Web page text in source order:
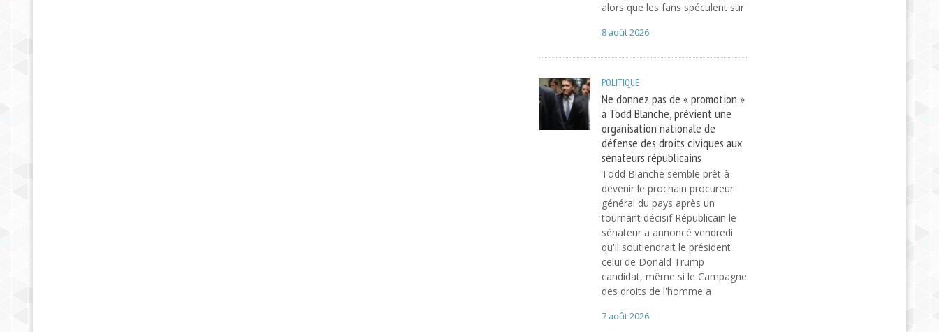
alors que les fans spéculent sur
8 août 2026
POLITIQUE
Ne donnez pas de « promotion »
à Todd Blanche, prévient une
organisation nationale de
défense des droits civiques aux
sénateurs républicains
Todd Blanche semble prêt à
devenir le prochain procureur
général du pays après un
tournant décisif Républicain le
sénateur a annoncé vendredi
qu'il soutiendrait le président
celui de Donald Trump
candidat, même si le Campagne
des droits de l'homme a
7 août 2026